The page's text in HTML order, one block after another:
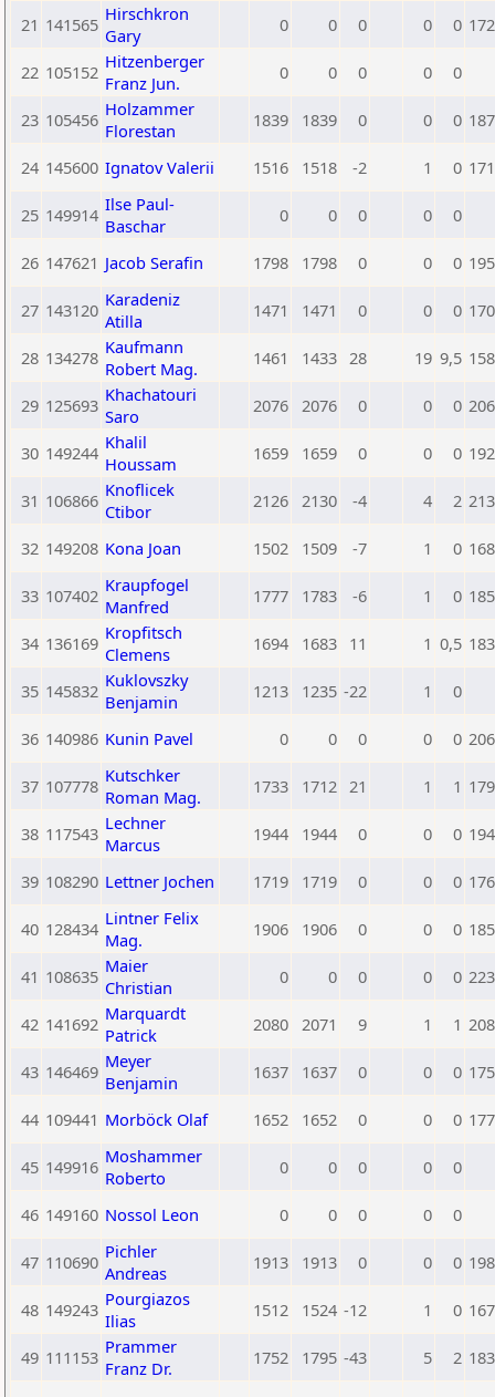
21 141565 Hirschkron
Gary
0 0 0 0 0
22 105152 Hitzenberger
Franz Jun.
0 0 0 0 0
23 105456 Holzammer
Florestan
1839 1839 0 0 0
24 145600 Ignatov Valerii 1516 1518 -2 1 0
25 149914 Ilse Paul-
Baschar
0 0 0 0 0
26 147621 Jacob Serafin 1798 1798 0 0 0
27 143120 Karadeniz
Atilla
1471 1471 0 0 0
28 134278 Kaufmann
Robert Mag.
1461 1433 28 19 9,5
29 125693 Khachatouri
Saro
2076 2076 0 0 0
30 149244 Khalil
Houssam
1659 1659 0 0 0
31 106866 Knoflicek
Ctibor
2126 2130 -4 4 2
32 149208 Kona Joan 1502 1509 -7 1 0
33 107402 Kraupfogel
Manfred
1777 1783 -6 1 0
34 136169 Kropfitsch
Clemens
1694 1683 11 1 0,5
35 145832 Kuklovszky
Benjamin
1213 1235 -22 1 0
36 140986 Kunin Pavel 0 0 0 0 0
37 107778 Kutschker
Roman Mag.
1733 1712 21 1 1
38 117543 Lechner
Marcus
1944 1944 0 0 0
39 108290 Lettner Jochen 1719 1719 0 0 0
40 128434 Lintner Felix
Mag.
1906 1906 0 0 0
41 108635 Maier
Christian
0 0 0 0 0
42 141692 Marquardt
Patrick
2080 2071 9 1 1
43 146469 Meyer
Benjamin
1637 1637 0 0 0
44 109441 Morböck Olaf 1652 1652 0 0 0
45 149916 Moshammer
Roberto
0 0 0 0 0
46 149160 Nossol Leon 0 0 0 0 0
47 110690 Pichler
Andreas
1913 1913 0 0 0
48 149243 Pourgiazos
Ilias
1512 1524 -12 1 0
49 111153 Prammer
Franz Dr.
1752 1795 -43 5 2